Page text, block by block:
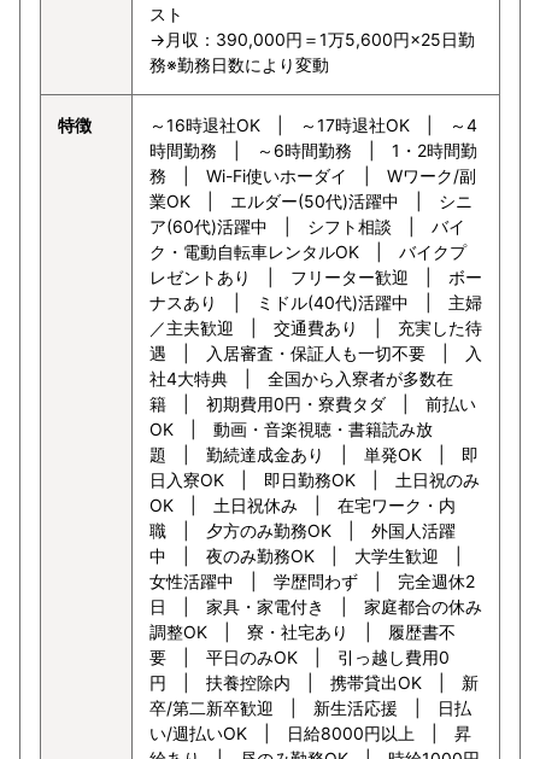
スト
→月収：390,000円＝1万5,600円×25日勤
務※勤務日数により変動
特徴
～16時退社OK | ～17時退社OK | ～4
時間勤務 | ～6時間勤務 | 1・2時間勤
務 | Wi-Fi使いホーダイ | Wワーク/副
業OK | エルダー(50代)活躍中 | シニ
ア(60代)活躍中 | シフト相談 | バイ
ク・電動自転車レンタルOK | バイクプ
レゼントあり | フリーター歓迎 | ボー
ナスあり | ミドル(40代)活躍中 | 主婦
／主夫歓迎 | 交通費あり | 充実した待
遇 | 入居審査・保証人も一切不要 | 入
社4大特典 | 全国から入寮者が多数在
籍 | 初期費用0円・寮費タダ | 前払い
OK | 動画・音楽視聴・書籍読み放
題 | 勤続達成金あり | 単発OK | 即
日入寮OK | 即日勤務OK | 土日祝のみ
OK | 土日祝休み | 在宅ワーク・内
職 | 夕方のみ勤務OK | 外国人活躍
中 | 夜のみ勤務OK | 大学生歓迎 |
女性活躍中 | 学歴問わず | 完全週休2
日 | 家具・家電付き | 家庭都合の休み
調整OK | 寮・社宅あり | 履歴書不
要 | 平日のみOK | 引っ越し費用0
円 | 扶養控除内 | 携帯貸出OK | 新
卒/第二新卒歓迎 | 新生活応援 | 日払
い/週払いOK | 日給8000円以上 | 昇